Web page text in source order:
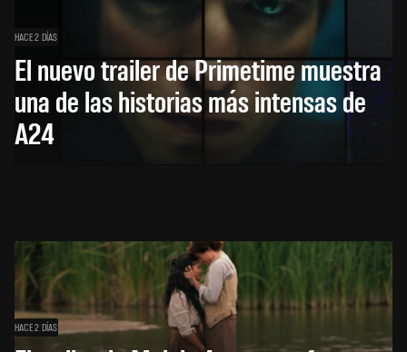
HACE 2 DÍAS
El nuevo trailer de Primetime muestra
una de las historias más intensas de
A24
HACE 2 DÍAS